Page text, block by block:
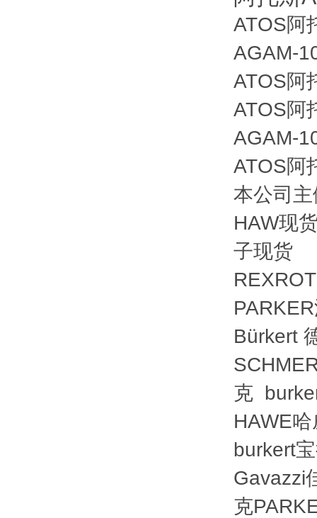
ATOS阿
AGAM-
ATOS阿
ATOS阿
AGAM-
ATOS阿
本公司
HAW现
子现货
Bürkert
克
HAWE哈
burkert
Gavazzi
克